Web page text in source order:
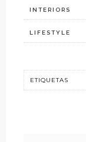
INTERIORS
LIFESTYLE